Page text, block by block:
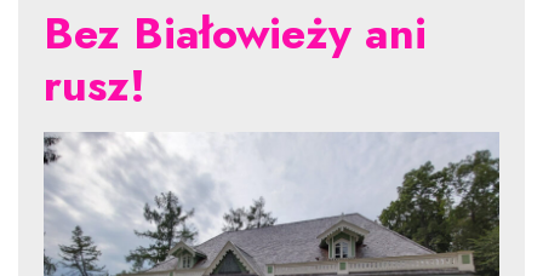
Bez Białowieży ani
rusz!